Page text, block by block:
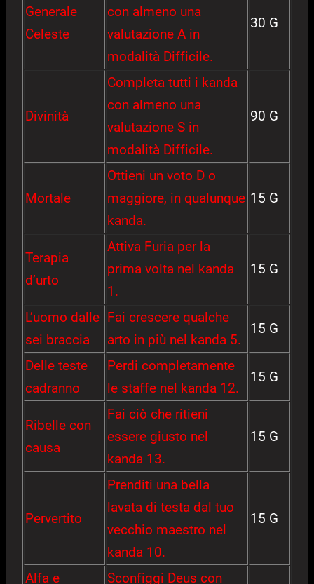
Generale
Celeste
con almeno una
valutazione A in
modalità Difficile.
30 G
Divinità
Completa tutti i kanda
con almeno una
valutazione S in
modalità Difficile.
90 G
Mortale
Ottieni un voto D o
maggiore, in qualunque
kanda.
15 G
Terapia
d’urto
Attiva Furia per la
prima volta nel kanda
1.
15 G
L’uomo dalle
sei braccia
Fai crescere qualche
arto in più nel kanda 5.
15 G
Delle teste
cadranno
Perdi completamente
le staffe nel kanda 12.
15 G
Ribelle con
causa
Fai ciò che ritieni
essere giusto nel
kanda 13.
15 G
Pervertito
Prenditi una bella
lavata di testa dal tuo
vecchio maestro nel
kanda 10.
15 G
Alfa e
Sconfiggi Deus con